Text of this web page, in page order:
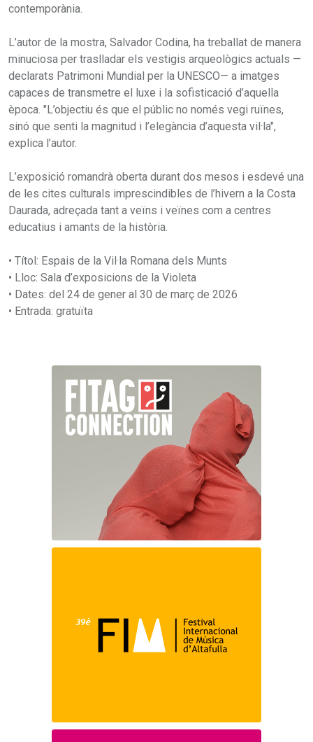
contemporània.
L’autor de la mostra, Salvador Codina, ha treballat de manera
minuciosa per traslladar els vestigis arqueològics actuals —
declarats Patrimoni Mundial per la UNESCO— a imatges
capaces de transmetre el luxe i la sofisticació d’aquella
època. "L’objectiu és que el públic no només vegi ruïnes,
sinó que senti la magnitud i l’elegància d’aquesta vil·la",
explica l’autor.
L’exposició romandrà oberta durant dos mesos i esdevé una
de les cites culturals imprescindibles de l’hivern a la Costa
Daurada, adreçada tant a veïns i veïnes com a centres
educatius i amants de la història.
• Títol: Espais de la Vil·la Romana dels Munts
• Lloc: Sala d’exposicions de la Violeta
• Dates: del 24 de gener al 30 de març de 2026
• Entrada: gratuïta